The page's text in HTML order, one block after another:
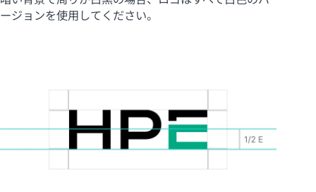
ージョンを使用してください。